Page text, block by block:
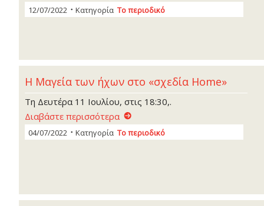
12/07/2022 Κατηγορία Το περιοδικό
Η Μαγεία των ήχων στο «σχεδία Home»
Τη Δευτέρα 11 Ιουλίου, στις 18:30,.
Διαβάστε περισσότερα
04/07/2022 Κατηγορία Το περιοδικό